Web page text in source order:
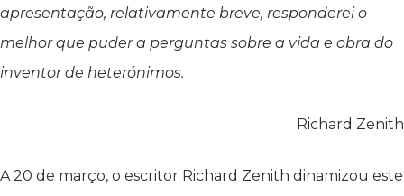
apresentação, relativamente breve, responderei o
melhor que puder a perguntas sobre a vida e obra do
inventor de heterónimos.
Richard Zenith
A 20 de março, o escritor Richard Zenith dinamizou este